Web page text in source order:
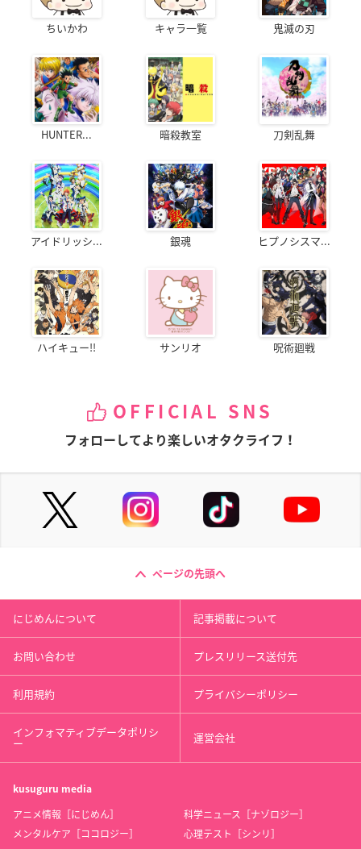
ちいかわ キャラ一覧 鬼滅の刃
HUNTER... 暗殺教室 刀剣乱舞
アイドリッシ... 銀魂 ヒプノシスマ...
ハイキュー!! サンリオ 呪術廻戦
OFFICIAL SNS
フォローしてより楽しいオタクライフ！
ページの先頭へ
にじめんについて 記事掲載について
お問い合わせ プレスリリース送付先
利用規約 プライバシーポリシー
インフォマティブデータポリシ
ー 運営会社
kusuguru media
アニメ情報［にじめん］
科学ニュース［ナゾロジー］
メンタルケア［ココロジー］
心理テスト［シンリ］